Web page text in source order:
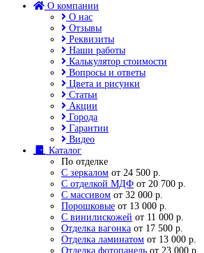
О компании
О нас
Отзывы
Реквизиты
Наши работы
Калькулятор стоимости
Вопросы и ответы
Цвета и рисунки
Статьи
Акции
Города
Гарантии
Видео
Каталог
По отделке
С зеркалом от 24 500 р.
С отделкой МДФ от 20 700 р.
С массивом от 32 000 р.
Порошковые от 13 000 р.
С винилискожей от 11 000 р.
Отделка вагонка от 17 500 р.
Отделка ламинатом от 13 000 р.
Отделка фотопанель от 23 000 р.